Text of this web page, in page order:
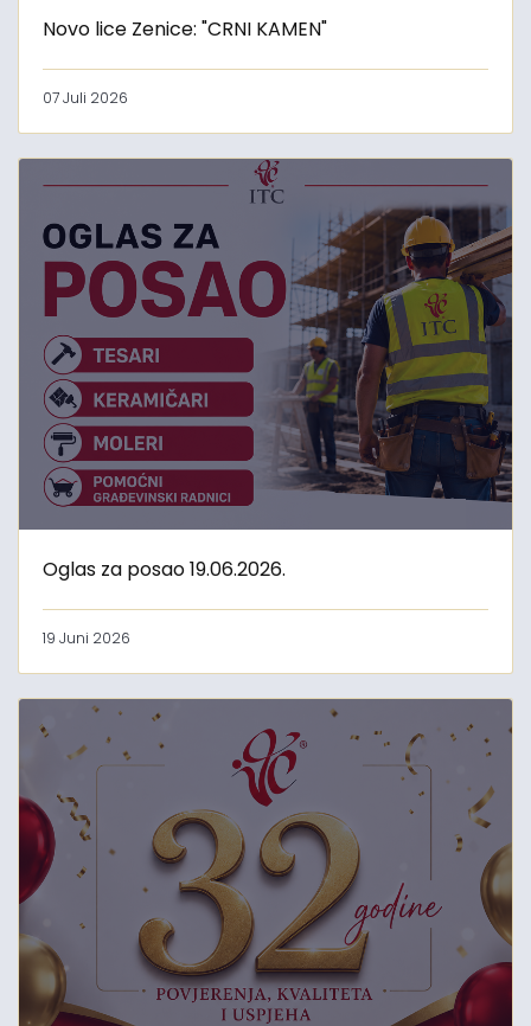
Novo lice Zenice: "CRNI KAMEN"
07 Juli 2026
Oglas za posao 19.06.2026.
19 Juni 2026